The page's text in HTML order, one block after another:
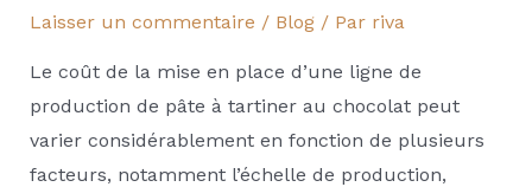
Laisser un commentaire / Blog/ Par riva
Le coût de la mise en place d’une ligne de
production de pâte à tartiner au chocolat peut
varier considérablement en fonction de plusieurs
facteurs, notamment l’échelle de production,